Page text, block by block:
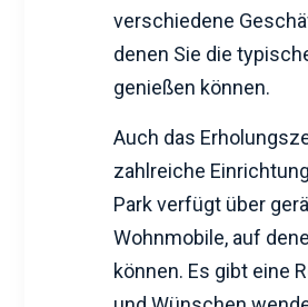
verschiedene
denen Sie die
genießen können.
Auch das
zahlreiche
Park verfügt über
Wohnmobile, auf
können. Es gibt eine